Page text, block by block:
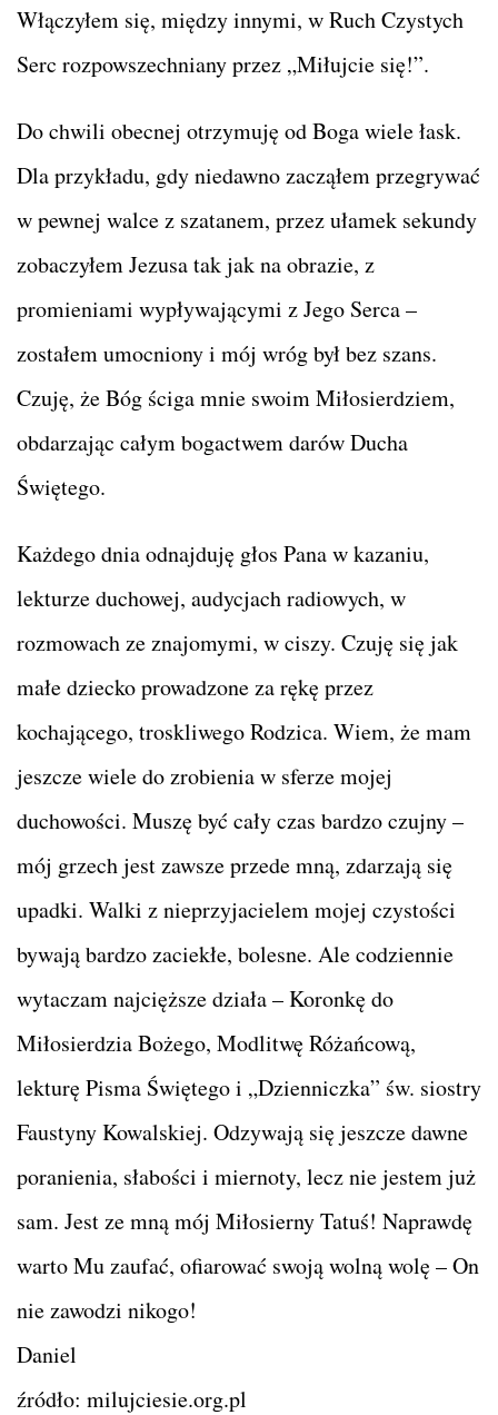
Włączyłem się, między innymi, w Ruch Czystych
Serc rozpowszechniany przez „Miłujcie się!”.
Do chwili obecnej otrzymuję od Boga wiele łask.
Dla przykładu, gdy niedawno zacząłem przegrywać
w pewnej walce z szatanem, przez ułamek sekundy
zobaczyłem Jezusa tak jak na obrazie, z
promieniami wypływającymi z Jego Serca –
zostałem umocniony i mój wróg był bez szans.
Czuję, że Bóg ściga mnie swoim Miłosierdziem,
obdarzając całym bogactwem darów Ducha
Świętego.
Każdego dnia odnajduję głos Pana w kazaniu,
lekturze duchowej, audycjach radiowych, w
rozmowach ze znajomymi, w ciszy. Czuję się jak
małe dziecko prowadzone za rękę przez
kochającego, troskliwego Rodzica. Wiem, że mam
jeszcze wiele do zrobienia w sferze mojej
duchowości. Muszę być cały czas bardzo czujny –
mój grzech jest zawsze przede mną, zdarzają się
upadki. Walki z nieprzyjacielem mojej czystości
bywają bardzo zaciekłe, bolesne. Ale codziennie
wytaczam najcięższe działa – Koronkę do
Miłosierdzia Bożego, Modlitwę Różańcową,
lekturę Pisma Świętego i „Dzienniczka” św. siostry
Faustyny Kowalskiej. Odzywają się jeszcze dawne
poranienia, słabości i miernoty, lecz nie jestem już
sam. Jest ze mną mój Miłosierny Tatuś! Naprawdę
warto Mu zaufać, ofiarować swoją wolną wolę – On
nie zawodzi nikogo!
Daniel
źródło: milujciesie.org.pl